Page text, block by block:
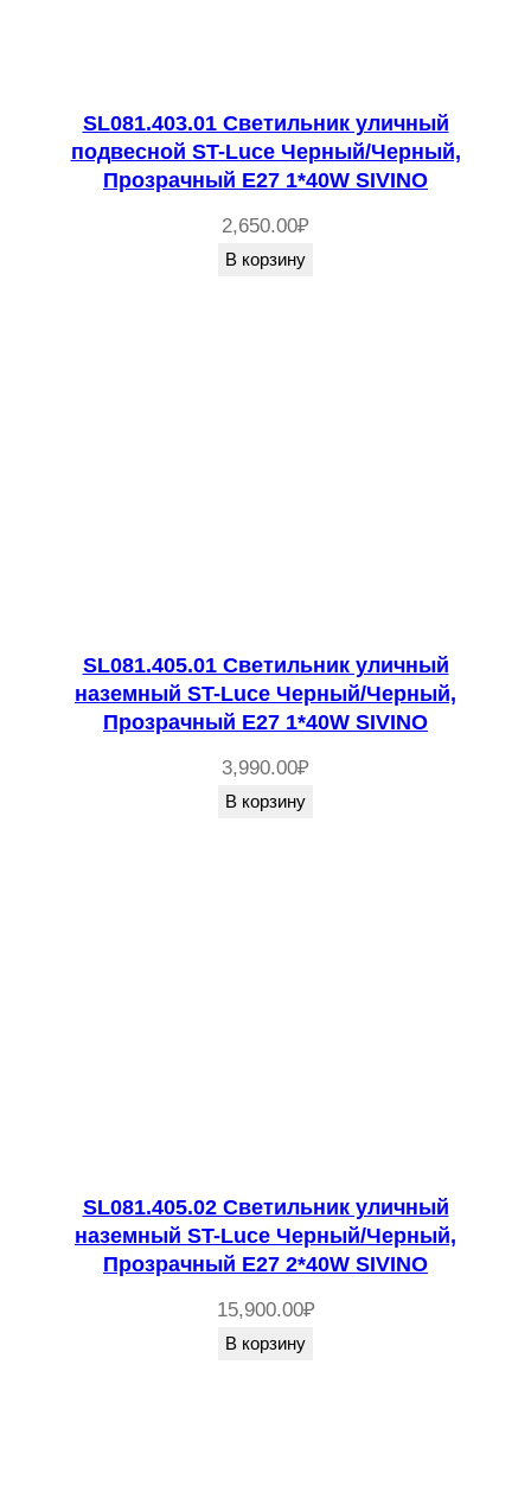
SL081.403.01 Светильник уличный
подвесной ST-Luce Черный/Черный,
Прозрачный E27 1*40W SIVINO
2,650.00₽
В корзину
SL081.405.01 Светильник уличный
наземный ST-Luce Черный/Черный,
Прозрачный E27 1*40W SIVINO
3,990.00₽
В корзину
SL081.405.02 Светильник уличный
наземный ST-Luce Черный/Черный,
Прозрачный E27 2*40W SIVINO
15,900.00₽
В корзину